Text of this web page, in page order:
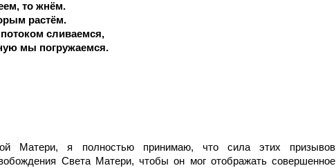
то жнём.
растём.
сливаемся,
мы погружаемся.
Матери, я полностью принимаю, что сила этих призывов
Света Матери, чтобы он мог отображать совершенное